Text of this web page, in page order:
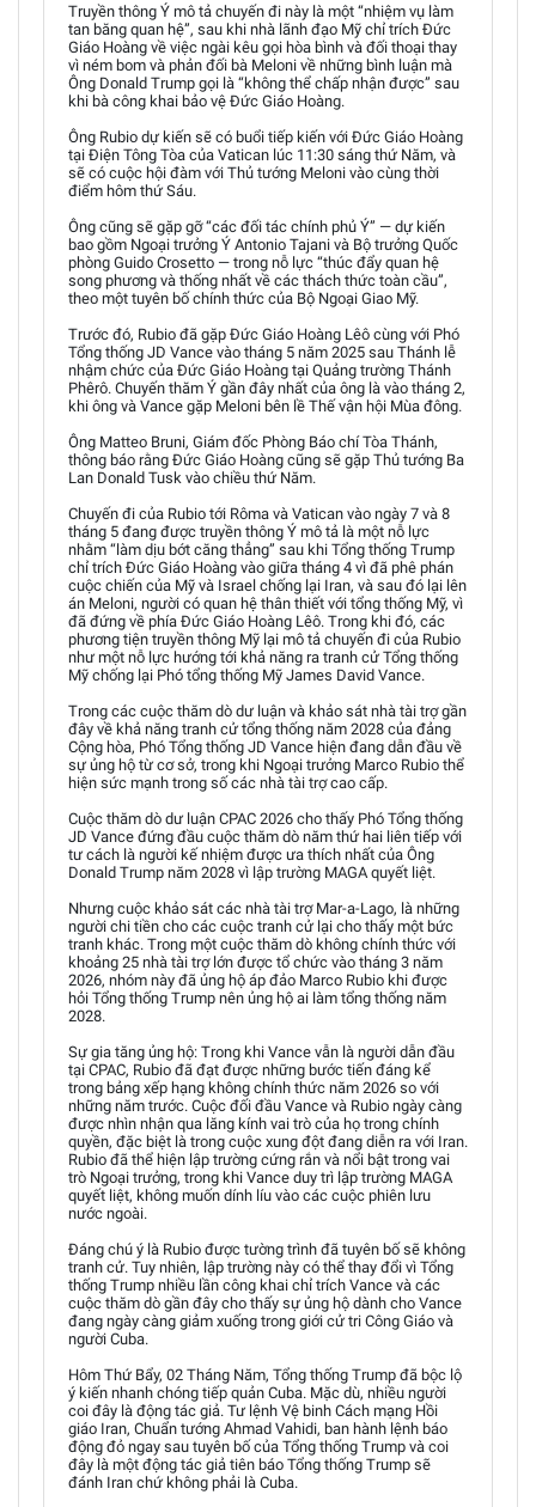
Truyền thông Ý mô tả chuyến đi này là một “nhiệm vụ làm
tan băng quan hệ”, sau khi nhà lãnh đạo Mỹ chỉ trích Đức
Giáo Hoàng về việc ngài kêu gọi hòa bình và đối thoại thay
vì ném bom và phản đối bà Meloni về những bình luận mà
Ông Donald Trump gọi là “không thể chấp nhận được” sau
khi bà công khai bảo vệ Đức Giáo Hoàng.
Ông Rubio dự kiến sẽ có buổi tiếp kiến với Đức Giáo Hoàng
tại Điện Tông Tòa của Vatican lúc 11:30 sáng thứ Năm, và
sẽ có cuộc hội đàm với Thủ tướng Meloni vào cùng thời
điểm hôm thứ Sáu.
Ông cũng sẽ gặp gỡ “các đối tác chính phủ Ý” — dự kiến
bao gồm Ngoại trưởng Ý Antonio Tajani và Bộ trưởng Quốc
phòng Guido Crosetto — trong nỗ lực “thúc đẩy quan hệ
song phương và thống nhất về các thách thức toàn cầu”,
theo một tuyên bố chính thức của Bộ Ngoại Giao Mỹ.
Trước đó, Rubio đã gặp Đức Giáo Hoàng Lêô cùng với Phó
Tổng thống JD Vance vào tháng 5 năm 2025 sau Thánh lễ
nhậm chức của Đức Giáo Hoàng tại Quảng trường Thánh
Phêrô. Chuyến thăm Ý gần đây nhất của ông là vào tháng 2,
khi ông và Vance gặp Meloni bên lề Thế vận hội Mùa đông.
Ông Matteo Bruni, Giám đốc Phòng Báo chí Tòa Thánh,
thông báo rằng Đức Giáo Hoàng cũng sẽ gặp Thủ tướng Ba
Lan Donald Tusk vào chiều thứ Năm.
Chuyến đi của Rubio tới Rôma và Vatican vào ngày 7 và 8
tháng 5 đang được truyền thông Ý mô tả là một nỗ lực
nhằm “làm dịu bớt căng thẳng” sau khi Tổng thống Trump
chỉ trích Đức Giáo Hoàng vào giữa tháng 4 vì đã phê phán
cuộc chiến của Mỹ và Israel chống lại Iran, và sau đó lại lên
án Meloni, người có quan hệ thân thiết với tổng thống Mỹ, vì
đã đứng về phía Đức Giáo Hoàng Lêô. Trong khi đó, các
phương tiện truyền thông Mỹ lại mô tả chuyến đi của Rubio
như một nỗ lực hướng tới khả năng ra tranh cử Tổng thống
Mỹ chống lại Phó tổng thống Mỹ James David Vance.
Trong các cuộc thăm dò dư luận và khảo sát nhà tài trợ gần
đây về khả năng tranh cử tổng thống năm 2028 của đảng
Cộng hòa, Phó Tổng thống JD Vance hiện đang dẫn đầu về
sự ủng hộ từ cơ sở, trong khi Ngoại trưởng Marco Rubio thể
hiện sức mạnh trong số các nhà tài trợ cao cấp.
Cuộc thăm dò dư luận CPAC 2026 cho thấy Phó Tổng thống
JD Vance đứng đầu cuộc thăm dò năm thứ hai liên tiếp với
tư cách là người kế nhiệm được ưa thích nhất của Ông
Donald Trump năm 2028 vì lập trường MAGA quyết liệt.
Nhưng cuộc khảo sát các nhà tài trợ Mar-a-Lago, là những
người chi tiền cho các cuộc tranh cử lại cho thấy một bức
tranh khác. Trong một cuộc thăm dò không chính thức với
khoảng 25 nhà tài trợ lớn được tổ chức vào tháng 3 năm
2026, nhóm này đã ủng hộ áp đảo Marco Rubio khi được
hỏi Tổng thống Trump nên ủng hộ ai làm tổng thống năm
2028.
Sự gia tăng ủng hộ: Trong khi Vance vẫn là người dẫn đầu
tại CPAC, Rubio đã đạt được những bước tiến đáng kể
trong bảng xếp hạng không chính thức năm 2026 so với
những năm trước. Cuộc đối đầu Vance và Rubio ngày càng
được nhìn nhận qua lăng kính vai trò của họ trong chính
quyền, đặc biệt là trong cuộc xung đột đang diễn ra với Iran.
Rubio đã thể hiện lập trường cứng rắn và nổi bật trong vai
trò Ngoại trưởng, trong khi Vance duy trì lập trường MAGA
quyết liệt, không muốn dính líu vào các cuộc phiên lưu
nước ngoài.
Đáng chú ý là Rubio được tường trình đã tuyên bố sẽ không
tranh cử. Tuy nhiên, lập trường này có thể thay đổi vì Tổng
thống Trump nhiều lần công khai chỉ trích Vance và các
cuộc thăm dò gần đây cho thấy sự ủng hộ dành cho Vance
đang ngày càng giảm xuống trong giới cử tri Công Giáo và
người Cuba.
Hôm Thứ Bẩy, 02 Tháng Năm, Tổng thống Trump đã bộc lộ
ý kiến nhanh chóng tiếp quản Cuba. Mặc dù, nhiều người
coi đây là động tác giả. Tư lệnh Vệ binh Cách mạng Hồi
giáo Iran, Chuẩn tướng Ahmad Vahidi, ban hành lệnh báo
động đỏ ngay sau tuyên bố của Tổng thống Trump và coi
đây là một động tác giả tiên báo Tổng thống Trump sẽ
đánh Iran chứ không phải là Cuba.